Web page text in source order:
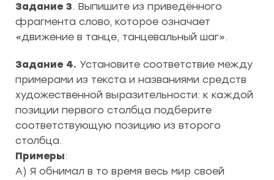
Задание 3. Выпишите из приведённого
фрагмента слово, которое означает
«движение в танце, танцевальный шаг».
Задание 4. Установите соответствие между
примерами из текста и названиями средств
художественной выразительности: к каждой
позиции первого столбца подберите
соответствующую позицию из второго
столбца.
Примеры:
А) Я обнимал в то время весь мир своей